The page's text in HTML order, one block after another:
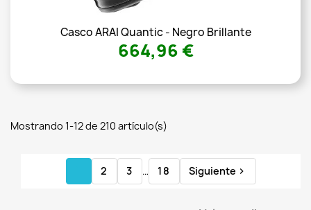
Casco ARAI Quantic - Negro Brillante
664,96 €
Mostrando 1-12 de 210 artículo(s)
2 3 … 18 Siguiente 